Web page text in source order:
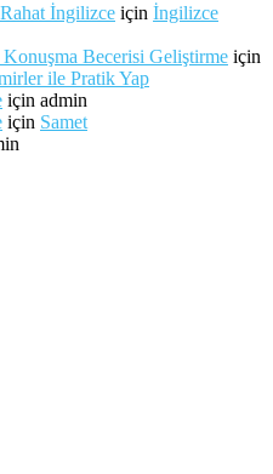
İngilizce için İngilizce
Becerisi Geliştirme için
ile Pratik Yap
için admin
için Samet